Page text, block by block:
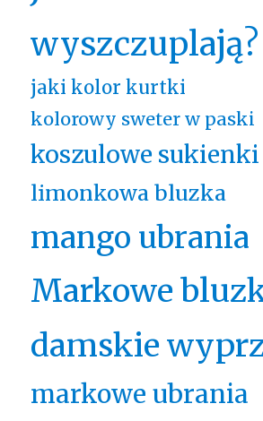
wyszczuplają?
jaki kolor kurtki
kolorowy sweter w paski
koszulowe sukienki
limonkowa bluzka
mango ubrania
Markowe
damskie
markowe ubrania